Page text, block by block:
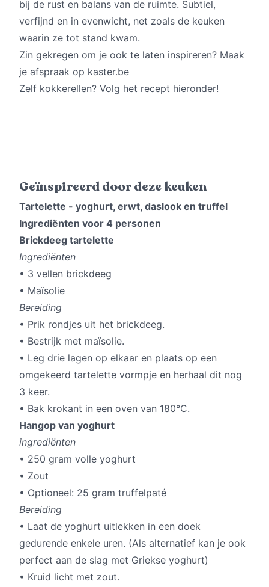
bij de rust en balans van de ruimte. Subtiel,
verfijnd en in evenwicht, net zoals de keuken
waarin ze tot stand kwam.
Zin gekregen om je ook te laten inspireren? Maak
je afspraak op kaster.be
Zelf kokkerellen? Volg het recept hieronder!
Geïnspireerd door deze keuken
Tartelette - yoghurt, erwt, daslook en truffel
Ingrediënten voor 4 personen
Brickdeeg tartelette
Ingrediënten
• 3 vellen brickdeeg
• Maïsolie
Bereiding
• Prik rondjes uit het brickdeeg.
• Bestrijk met maïsolie.
• Leg drie lagen op elkaar en plaats op een
omgekeerd tartelette vormpje en herhaal dit nog
3 keer.
• Bak krokant in een oven van 180°C.
Hangop van yoghurt
ingrediënten
• 250 gram volle yoghurt
• Zout
• Optioneel: 25 gram truffelpaté
Bereiding
• Laat de yoghurt uitlekken in een doek
gedurende enkele uren. (Als alternatief kan je ook
perfect aan de slag met Griekse yoghurt)
• Kruid licht met zout.